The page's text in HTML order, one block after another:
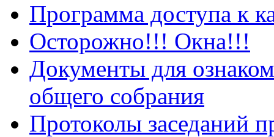
Программа доступа к
Осторожно!!! Окна!!!
Документы для
общего собрания
Протоколы заседаний